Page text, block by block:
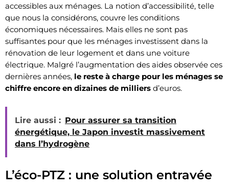
accessibles aux ménages. La notion d’accessibilité, telle
que nous la considérons, couvre les conditions
économiques nécessaires. Mais elles ne sont pas
suffisantes pour que les ménages investissent dans la
rénovation de leur logement et dans une voiture
électrique. Malgré l’augmentation des aides observée ces
dernières années, le reste à charge pour les ménages se
chiffre encore en dizaines de milliers d’euros.
Lire aussi : Pour assurer sa transition
énergétique, le Japon investit massivement
dans l’hydrogène
L’éco-PTZ : une solution entravée